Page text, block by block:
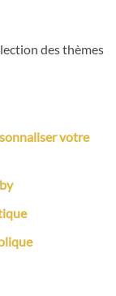
des thèmes
votre